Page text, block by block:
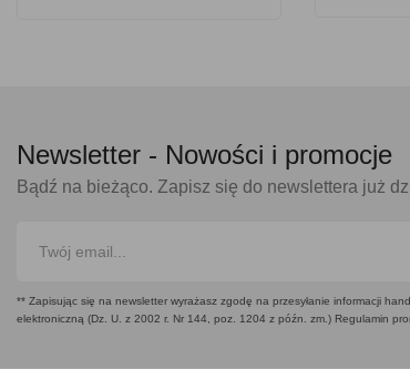
Newsletter - Nowości i promocje
Bądź na bieżąco. Zapisz się do newslettera już
** Zapisując się na newsletter wyrażasz zgodę na przesyłanie informacji
elektroniczną (Dz. U. z 2002 r. Nr 144, poz. 1204 z późn. zm.) Regulamin